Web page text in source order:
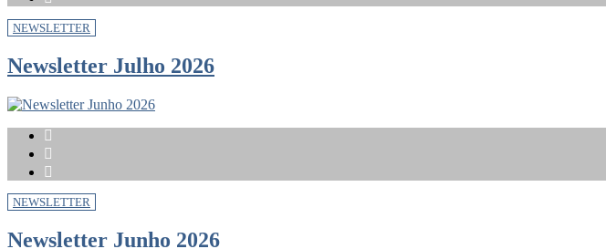
NEWSLETTER
Newsletter Julho 2026
NEWSLETTER
Newsletter Junho 2026